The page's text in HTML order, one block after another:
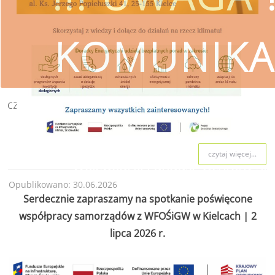
czytaj więcej
Wojewódzki Fundusz Ochrony
czytaj więcej...
Opublikowano: 30.06.2026
Serdecznie zapraszamy na spotkanie poświęcone
współpracy samorządów z WFOŚiGW w Kielcach | 2
lipca 2026 r.